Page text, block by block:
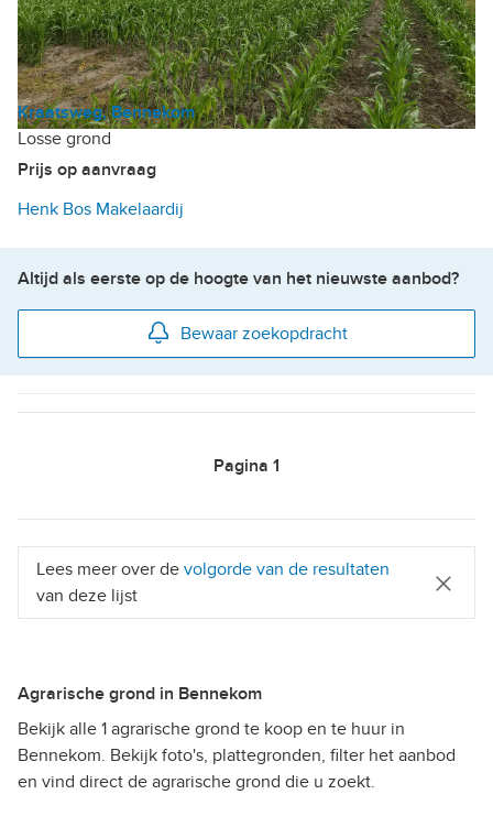
Kraatsweg, Bennekom
Losse grond
Prijs op aanvraag
Henk Bos Makelaardij
Altijd als eerste op de hoogte van het nieuwste aanbod?
Bewaar zoekopdracht
Pagina 1
Lees meer over de volgorde van de resultaten
van deze lijst
Agrarische grond in Bennekom
Bekijk alle 1 agrarische grond te koop en te huur in
Bennekom. Bekijk foto's, plattegronden, filter het aanbod
en vind direct de agrarische grond die u zoekt.